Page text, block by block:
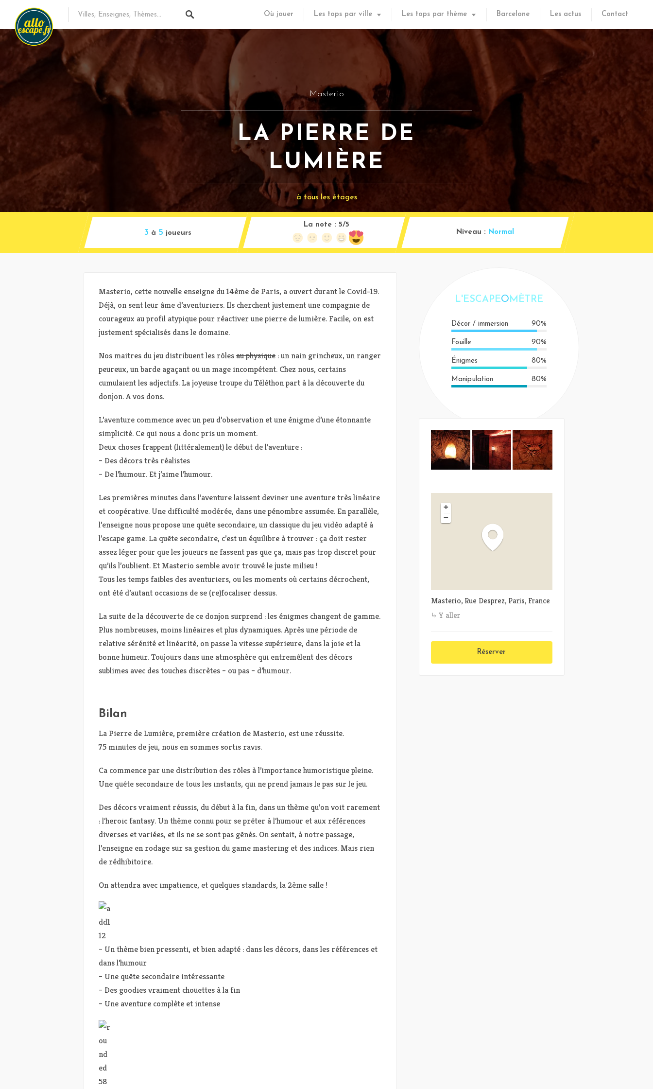
Où jouer Les tops par ville Les tops par thème Barcelone Les actus Contact
Masterio
LA PIERRE DE
LUMIÈRE
à tous les étages
3 à 5 joueurs
La note : 5/5
Niveau : Normal
Masterio, cette nouvelle enseigne du 14ème de Paris, a ouvert durant le Covid-19.
Déjà, on sent leur âme d’aventuriers. Ils cherchent justement une compagnie de
courageux au profil atypique pour réactiver une pierre de lumière. Facile, on est
justement spécialisés dans le domaine.
Nos maitres du jeu distribuent les rôlesau physique : un nain grincheux, un ranger
peureux, un barde agaçant ou un mage incompétent. Chez nous, certains
cumulaient les adjectifs. La joyeuse troupe du Téléthon part à la découverte du
donjon. A vos dons.
L’aventure commence avec un peu d’observation et une énigme d’une étonnante
simplicité. Ce qui nous a donc pris un moment.
Deux choses frappent (littéralement) le début de l’aventure :
– Des décors très réalistes
– De l’humour. Et j’aime l’humour.
Les premières minutes dans l’aventure laissent deviner une aventure très linéaire
et coopérative. Une difficulté modérée, dans une pénombre assumée. En parallèle,
l’enseigne nous propose une quête secondaire, un classique du jeu vidéo adapté à
l’escape game. La quête secondaire, c’est un équilibre à trouver : ça doit rester
assez léger pour que les joueurs ne fassent pas que ça, mais pas trop discret pour
qu’ils l’oublient. Et Masterio semble avoir trouvé le juste milieu !
Tous les temps faibles des aventuriers, ou les moments où certains décrochent,
ont été d’autant occasions de se (re)focaliser dessus.
La suite de la découverte de ce donjon surprend : les énigmes changent de gamme.
Plus nombreuses, moins linéaires et plus dynamiques. Après une période de
relative sérénité et linéarité, on passe la vitesse supérieure, dans la joie et la
bonne humeur. Toujours dans une atmosphère qui entremêlent des décors
sublimes avec des touches discrètes – ou pas – d’humour.
Bilan
La Pierre de Lumière, première création de Masterio, est une réussite.
75 minutes de jeu, nous en sommes sortis ravis.
Ca commence par une distribution des rôles à l’importance humoristique pleine.
Une quête secondaire de tous les instants, qui ne prend jamais le pas sur le jeu.
Des décors vraiment réussis, du début à la fin, dans un thème qu’on voit rarement
: l’heroic fantasy. Un thème connu pour se prêter à l’humour et aux références
diverses et variées, et ils ne se sont pas gênés. On sentait, à notre passage,
l’enseigne en rodage sur sa gestion du game mastering et des indices. Mais rien
de rédhibitoire.
On attendra avec impatience, et quelques standards, la 2ème salle !
– Un thème bien pressenti, et bien adapté : dans les décors, dans les références et
dans l’humour
– Une quête secondaire intéressante
– Des goodies vraiment chouettes à la fin
– Une aventure complète et intense
L'ESCAPEOMÈTRE
Décor / immersion 90%
Fouille 90%
Énigmes 80%
Manipulation 80%
+
−
Masterio, Rue Desprez, Paris, France
Y aller
Réserver